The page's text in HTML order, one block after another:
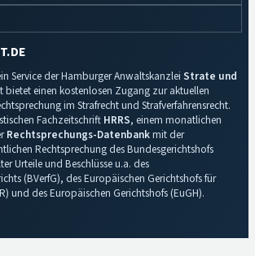
Service der Hamburger Anwaltskanzlei Strate und
bietet einen kostenlosen Zugang zur aktuellen
im Strafrecht und Strafverfahrensrecht.
Fachzeitschrift HRRS, einem monatlichen
Rechtsprechungs-Datenbankmit der
Rechtsprechung des Bundesgerichtshofs
Urteile und Beschlüsse u.a. des
(BVerfG), des Europäischen Gerichtshofs für
und des Europäischen Gerichtshofs (EuGH).
Impressum·Datenschutz